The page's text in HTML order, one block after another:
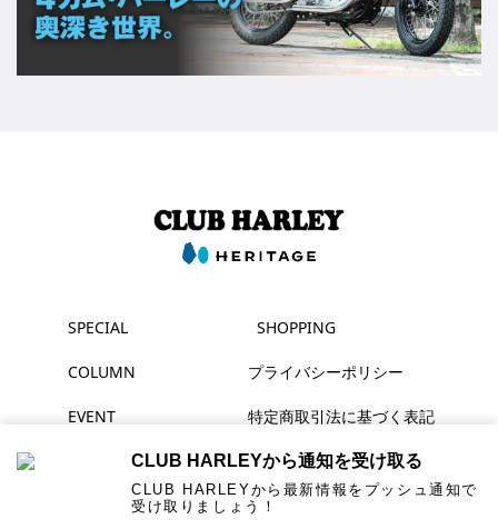
▶ YouTube
SPECIAL
COLUMN
EVENT
MAGAZINE
SHOPPING
プライバシーポリシー
特定商取引法に基づく表記
CLUB HARLEYから通知を受け取る
CLUB HARLEYから最新情報をプッシュ通知で
受け取りましょう！